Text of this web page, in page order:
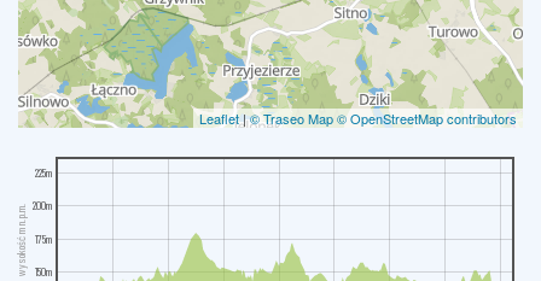
Leaflet|© Traseo Map© OpenStreetMap contributors
wysokość m n.p.m. 150m
175m
200m
225m